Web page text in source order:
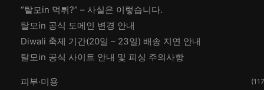
“탈모in 먹튀?” – 사실은 이렇습니다.
탈모in 공식 도메인 변경 안내
Diwali 축제 기간(20일 – 23일) 배송 지연 안내
탈모in 공식 사이트 안내 및 피싱 주의사항
피부·미용